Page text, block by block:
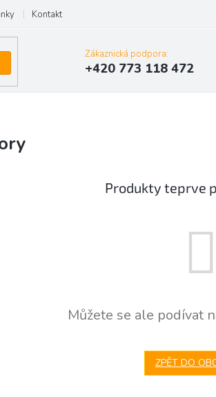
Kontakt
Zákaznická podpora:
+420 773 118 472
Produkty teprve
Můžete se ale podívat
ZPĚT DO